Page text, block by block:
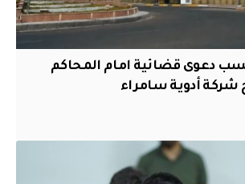
دعوى قضائية امام المحاكم
شركة أدوية سامراء